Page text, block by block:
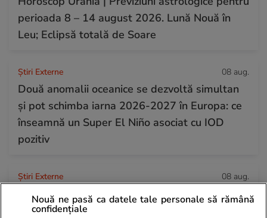
perioada 8 – 14 august 2026. Lună Nouă în
Leu; Eclipsă totală de Soare
Știri Externe 08 aug.
Două anomalii oceanice se dezvoltă simultan
și pot schimba iarna 2026-2027 în Europa: ce
înseamnă un Super El Niño asociat cu IOD
pozitiv
Știri Externe 08 aug.
Seceta extremă din Dunăre a scos la
suprafață rămășițele a doi soldați germani și o
Nouă ne pasă ca datele tale personale să rămână
confidențiale